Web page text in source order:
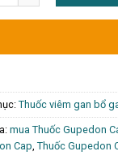
Thuốc viêm gan bổ
mua Thuốc Gupedon
Cap, Thuốc Gupedon